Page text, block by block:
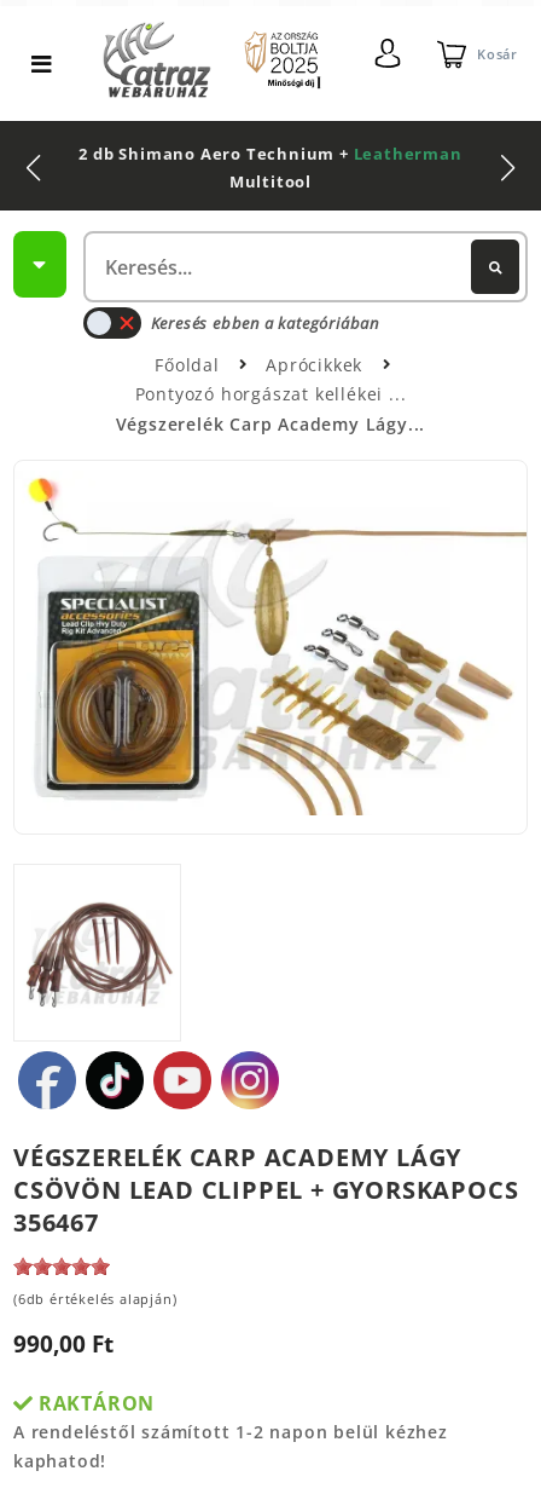
Kosár
2 db Shimano Aero Technium + Leatherman
Multitool
Keresés ebben a kategóriában
Főoldal
Aprócikkek
Pontyozó horgászat kellékei
Végszerelék Carp Academy Lágy...
VÉGSZERELÉK CARP ACADEMY LÁGY
CSÖVÖN LEAD CLIPPEL + GYORSKAPOCS
356467
(6db értékelés alapján)
990,00 Ft
RAKTÁRON
A rendeléstől számított 1-2 napon belül kézhez
kaphatod!